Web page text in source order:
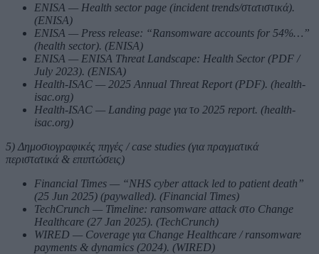
ENISA — Health sector page (incident trends/στατιστικά).
(ENISA)
ENISA — Press release: “Ransomware accounts for 54%…”
(health sector). (ENISA)
ENISA — ENISA Threat Landscape: Health Sector (PDF /
July 2023). (ENISA)
Health-ISAC — 2025 Annual Threat Report (PDF). (health-
isac.org)
Health-ISAC — Landing page για το 2025 report. (health-
isac.org)
5) Δημοσιογραφικές πηγές / case studies (για πραγματικά
περιστατικά & επιπτώσεις)
Financial Times — “NHS cyber attack led to patient death”
(25 Jun 2025) (paywalled). (Financial Times)
TechCrunch — Timeline: ransomware attack στο Change
Healthcare (27 Jan 2025). (TechCrunch)
WIRED — Coverage για Change Healthcare / ransomware
payments & dynamics (2024). (WIRED)